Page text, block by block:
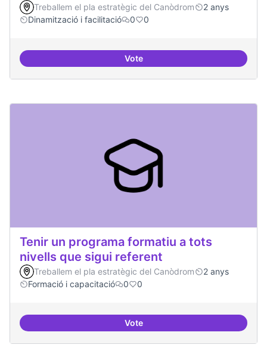
Treballem el pla estratègic del Canòdrom
2 anys
Dinamització i facilitació
0 0
VoteHabitar la plaça
Tenir un programa formatiu a tots
nivells que sigui referent
Treballem el pla estratègic del Canòdrom
2 anys
Formació i capacitació
0 0
VoteTenir un programa formatiu a